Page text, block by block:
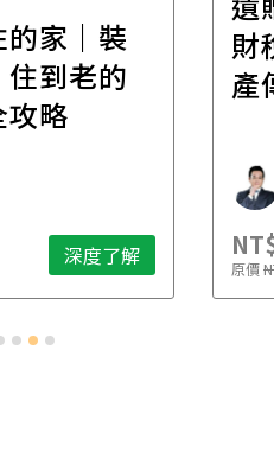
家｜裝
到老的
攻略
深度了解
財
產
原價